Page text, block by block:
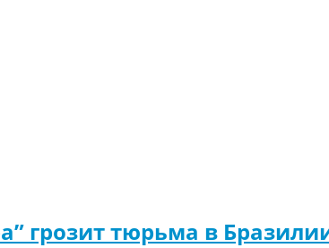
грозит тюрьма в